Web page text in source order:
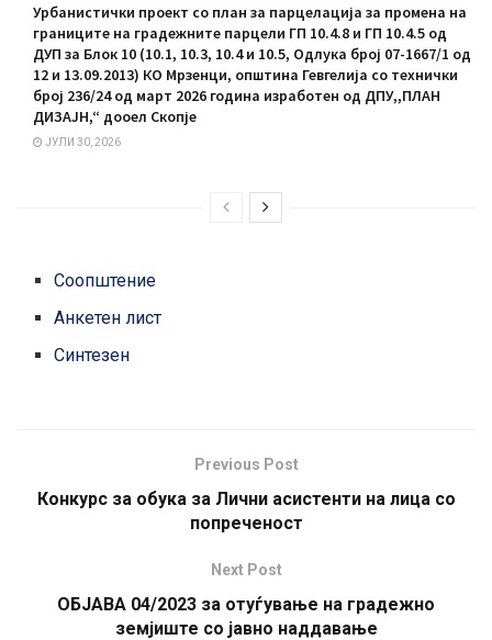
Урбанистички проект со план за парцелација за промена на
границите на градежните парцели ГП 10.4.8 и ГП 10.4.5 од
ДУП за Блок 10 (10.1, 10.3, 10.4 и 10.5, Одлука број 07-1667/1 од
12 и 13.09.2013) КО Мрзенци, општина Гевгелија со технички
број 236/24 од март 2026 година изработен од ДПУ,,ПЛАН
ДИЗАЈН,“ дооел Скопје
ЈУЛИ 30, 2026
Соопштение
Анкетен лист
Синтезен
Previous Post
Конкурс за обука за Лични асистенти на лица со
попреченост
Next Post
ОБЈАВА 04/2023 за отуѓување на градежно
земјиште со јавно наддавање